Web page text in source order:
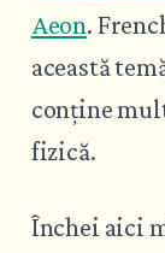
Aeon.
această
conține
fizică.
Închei aici